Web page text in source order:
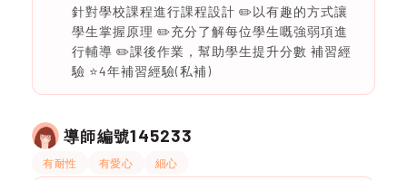
針對學校課程進行課程設計 ✏️以有趣的方式讓
學生掌握原理 ✏️充分了解每位學生嘅強弱項進
行輔導 ✏️課後作業，幫助學生提升分數 補習經
驗 ⭐️4年補習經驗(私補)
導師編號145233
有耐性 有愛心 細心